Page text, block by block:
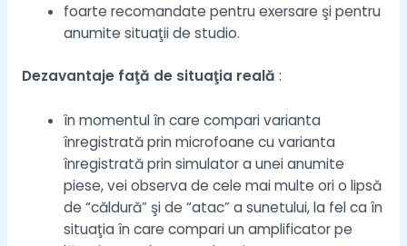
foarte recomandate pentru exersare şi pentru
anumite situaţii de studio.
Dezavantaje faţă de situaţia reală :
în momentul în care compari varianta
înregistrată prin microfoane cu varianta
înregistrată prin simulator a unei anumite
piese, vei observa de cele mai multe ori o lipsă
de “căldură” şi de “atac” a sunetului, la fel ca în
situaţia în care compari un amplificator pe